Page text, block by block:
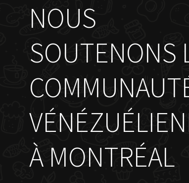
NOUS
SOUTENONS
À MONTRÉAL